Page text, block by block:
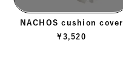
NACHOS cushion cover
¥3,520